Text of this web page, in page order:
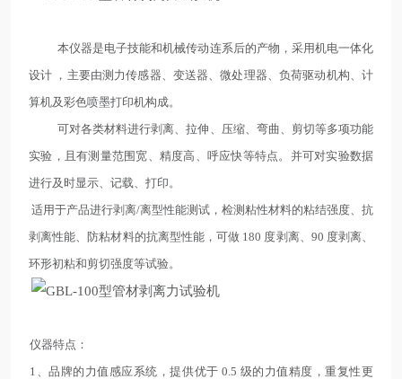
本仪器是电子技能和机械传动连系后的产物，采用机电一体化
设计 ，主要由测力传感器、变送器、微处理器、负荷驱动机构、计
算机及彩色喷墨打印机构成。
可对各类材料进行剥离、拉伸、压缩、弯曲、剪切等多项功能
实验，且有测量范围宽、精度高、呼应快等特点。并可对实验数据
进行及时显示、记载、打印。
适用于产品进行剥离/离型性能测试，检测粘性材料的粘结强度、抗
剥离性能、防粘材料的抗离型性能，可做 180 度剥离、90 度剥离、
环形初粘和剪切强度等试验。
仪器特点：
1、品牌的力值感应系统，提供优于 0.5 级的力值精度，重复性更